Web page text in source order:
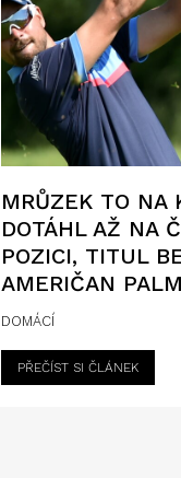
MRŮZEK TO NA
DOTÁHL AŽ NA
POZICI, TITUL
AMERIČAN
DOMÁCÍ
PŘEČÍST SI ČLÁNEK